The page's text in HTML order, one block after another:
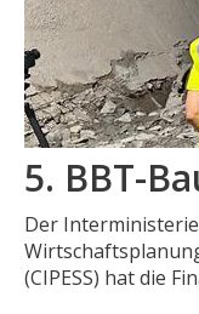
5. BBT-
Der
(CIPESS) hat die